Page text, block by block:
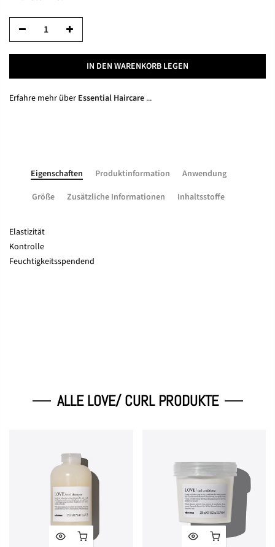
IN DEN WARENKORB LEGEN
Erfahre mehr über Essential Haircare ...
Eigenschaften Produktinformation
Anwendung
Größe
Zusätzliche Informationen Inhaltsstoffe
Elastizität
Kontrolle
Feuchtigkeitsspendend
ALLE LOVE/ CURL PRODUKTE